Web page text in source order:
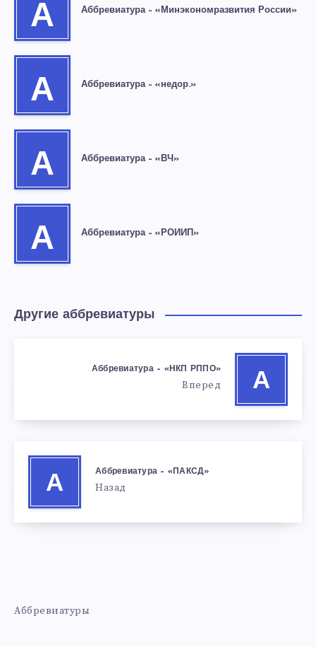
А Аббревиатура – «Минэкономразвития России»
А Аббревиатура – «недор.»
А Аббревиатура – «ВЧ»
А Аббревиатура – «РОИИП»
Другие аббревиатуры
А
Аббревиатура – «НКП РППО»
Вперед
А
Аббревиатура – «ПАКСД»
Назад
Аббревиатуры